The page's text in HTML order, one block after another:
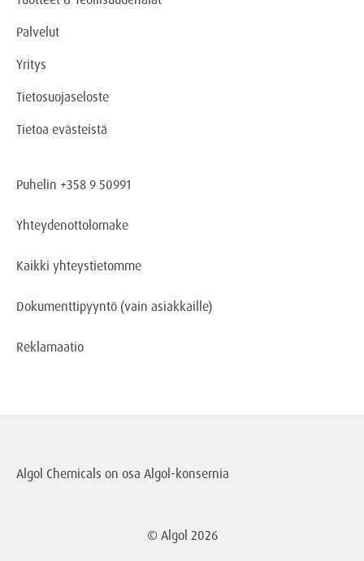
Palvelut
Yritys
Tietosuojaseloste
Tietoa evästeistä
Puhelin +358 9 50991
Yhteydenottolomake
Kaikki yhteystietomme
Dokumenttipyyntö (vain asiakkaille)
Reklamaatio
Algol Chemicals on osa Algol-konsernia
© Algol 2026